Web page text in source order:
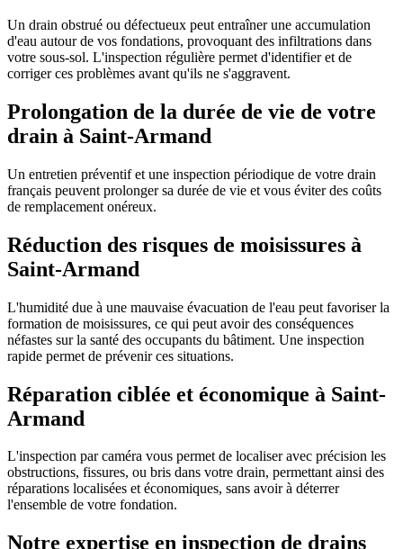
Un drain obstrué ou défectueux peut entraîner une accumulation
d'eau autour de vos fondations, provoquant des infiltrations dans
votre sous-sol. L'inspection régulière permet d'identifier et de
corriger ces problèmes avant qu'ils ne s'aggravent.
Prolongation de la durée de vie de votre
drain à Saint-Armand
Un entretien préventif et une inspection périodique de votre drain
français peuvent prolonger sa durée de vie et vous éviter des coûts
de remplacement onéreux.
Réduction des risques de moisissures à
Saint-Armand
L'humidité due à une mauvaise évacuation de l'eau peut favoriser la
formation de moisissures, ce qui peut avoir des conséquences
néfastes sur la santé des occupants du bâtiment. Une inspection
rapide permet de prévenir ces situations.
Réparation ciblée et économique à Saint-
Armand
L'inspection par caméra vous permet de localiser avec précision les
obstructions, fissures, ou bris dans votre drain, permettant ainsi des
réparations localisées et économiques, sans avoir à déterrer
l'ensemble de votre fondation.
Notre expertise en inspection de drains